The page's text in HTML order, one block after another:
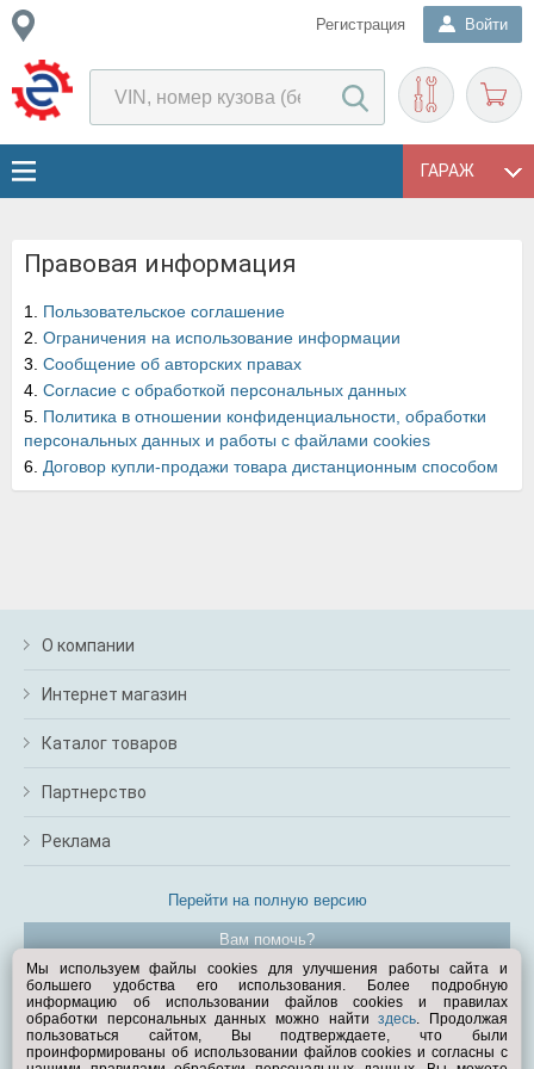
Регистрация Войти
ГАРАЖ
Правовая информация
1. Пользовательское соглашение
2. Ограничения на использование информации
3. Сообщение об авторских правах
4. Согласие с обработкой персональных данных
5. Политика в отношении конфиденциальности, обработки
персональных данных и работы с файлами cookies
6. Договор купли-продажи товара дистанционным способом
О компании
Интернет магазин
Каталог товаров
Партнерство
Реклама
Перейти на полную версию
Вам помочь?
© Exist.ru 1998—2026
Мы используем файлы cookies для улучшения работы сайта и
большего удобства его использования. Более подробную
информацию об использовании файлов cookies и правилах
обработки персональных данных можно найтиздесь. Продолжая
пользоваться сайтом, Вы подтверждаете, что были
проинформированы об использовании файлов cookies и согласны с